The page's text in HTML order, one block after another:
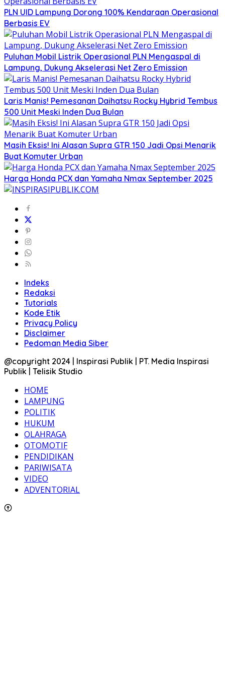
PLN UID Lampung Dorong 100% Kendaraan Operasional
Berbasis EV
Puluhan Mobil Listrik Operasional PLN Mengaspal di
Lampung, Dukung Akselerasi Net Zero Emission
Laris Manis! Pemesanan Daihatsu Rocky Hybrid Tembus
500 Unit Meski Inden Dua Bulan
Masih Eksis! Ini Alasan Supra GTR 150 Jadi Opsi Menarik
Buat Komuter Urban
Harga Honda PCX dan Yamaha Nmax September 2025
Indeks
Redaksi
Tutorials
Kode Etik
Privacy Policy
Disclaimer
Pedoman Media Siber
@copyright 2024 | Inspirasi Publik | PT. Media Inspirasi
Publik | Telisik Studio
HOME
LAMPUNG
POLITIK
HUKUM
OLAHRAGA
OTOMOTIF
PENDIDIKAN
PARIWISATA
VIDEO
ADVENTORIAL